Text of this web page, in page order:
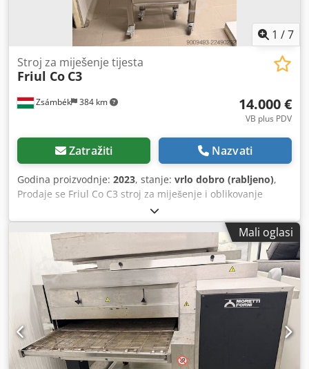
1 /7
Zsámbék 384 km
Stroj za miješenje tijesta
Friul Co C3
14.000 €
VB plus PDV
Zatražiti Nazvati
Godina proizvodnje: 2023, stanje: vrlo dobro (rabljeno),
Prodaje se Friul Co C3 stroj za miješenje i oblikovanje
tijesta – model iz 2023., u stanju kao nov. Prodaje se
industrijski stroj za miješenje i oblikovanje tijesta, model
Friul Co C3, u izvrsnom tehničkom i estetskom stanju. Stroj
je idealan za pekare, pizzerije, tvornice tjestenine i
obrtničke pekarnice, gdje je važna brza, ravnomjerna i
pouzdana obrada tijesta. Tehnički podaci: Proizvođač: Friul
Co Srl (Italija) Model: C3 Godina proizvodnje: 2023 Napojni
napon: 230 V Snaga: 1840 W Jednofazna izvedba Klasa
zaštite: IP54 Konstrukcija od nehrđajućeg čelika Pokretni
kotači sa kočnicama Glavne prednosti: Dcedpjzrnd Esfx Ai
Rok ✅ Miješenje i oblikovanje tijesta u jednom stroju ✅
Mali oglasi